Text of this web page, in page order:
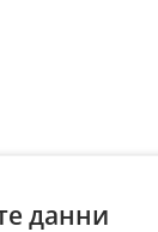
данни